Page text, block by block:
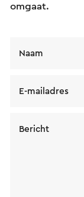
omgaat.
Naam
E-mailadres
Bericht